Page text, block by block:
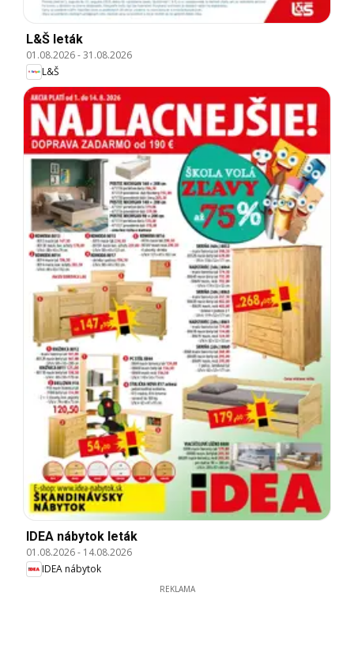
L&Š leták
01.08.2026-31.08.2026
L&Š
IDEA nábytok leták
01.08.2026- 14.08.2026
IDEA nábytok
REKLAMA